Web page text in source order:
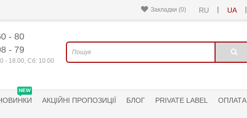
RU | UA |
Закладки (0)
- 80
- 79
- 18.00, Сб: 10.00
NEW
АКЦІЙНІ ПРОПОЗИЦІЇ БЛОГ PRIVATE LABEL